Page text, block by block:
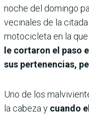
noche del domingo
vecinales de la
motocicleta en la
le cortaron el paso
sus pertenencias,
Uno de los
la cabeza y cuando